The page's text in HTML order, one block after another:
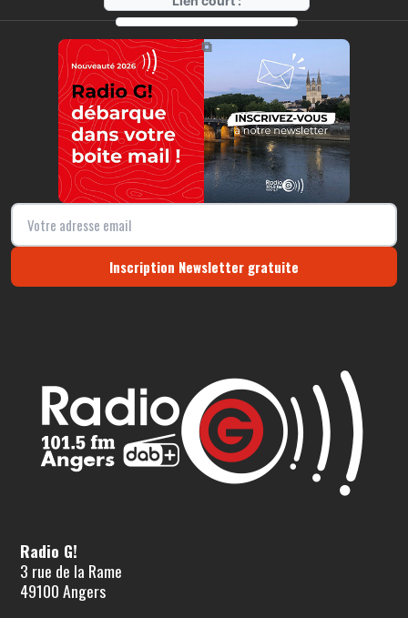
https://radio-g.fr?11476
⧉
Inscription Newsletter gratuite
Radio G!
3 rue de la Rame
49100 Angers